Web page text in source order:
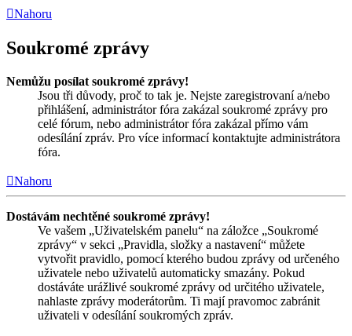
Nahoru
Soukromé zprávy
Nemůžu posílat soukromé zprávy!
Jsou tři důvody, proč to tak je. Nejste zaregistrovaní a/nebo
přihlášení, administrátor fóra zakázal soukromé zprávy pro
celé fórum, nebo administrátor fóra zakázal přímo vám
odesílání zpráv. Pro více informací kontaktujte administrátora
fóra.
Nahoru
Dostávám nechtěné soukromé zprávy!
Ve vašem „Uživatelském panelu“ na záložce „Soukromé
zprávy“ v sekci „Pravidla, složky a nastavení“ můžete
vytvořit pravidlo, pomocí kterého budou zprávy od určeného
uživatele nebo uživatelů automaticky smazány. Pokud
dostáváte urážlivé soukromé zprávy od určitého uživatele,
nahlaste zprávy moderátorům. Ti mají pravomoc zabránit
uživateli v odesílání soukromých zpráv.